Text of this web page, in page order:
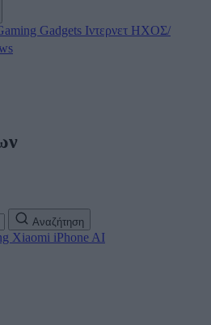
Gadgets Ιντερνετ ΗΧΟΣ/
Αναζήτηση
Xiaomi iPhone AI